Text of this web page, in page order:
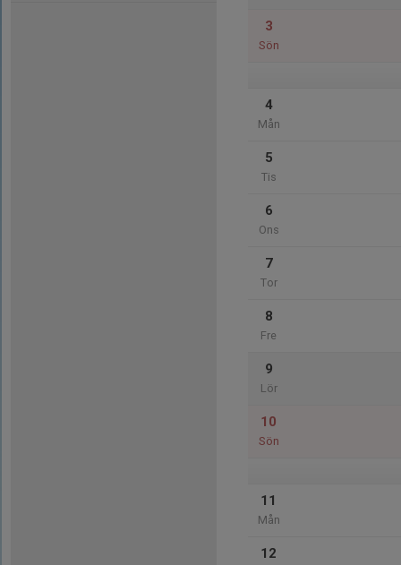
3
Sön
4
Mån
5
Tis
6
Ons
7
Tor
8
Fre
9
Lör
10
Sön
11
Mån
12